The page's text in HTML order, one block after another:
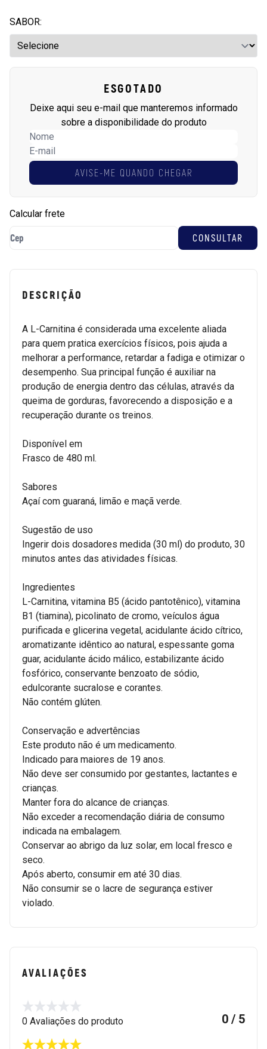
SABOR:
ESGOTADO
Deixe aqui seu e-mail que manteremos informado
sobre a disponibilidade do produto
AVISE-ME QUANDO CHEGAR
Calcular frete
DESCRIÇÃO
A L-Carnitina é considerada uma excelente aliada
para quem pratica exercícios físicos, pois ajuda a
melhorar a performance, retardar a fadiga e otimizar o
desempenho. Sua principal função é auxiliar na
produção de energia dentro das células, através da
queima de gorduras, favorecendo a disposição e a
recuperação durante os treinos.
Disponível em
Frasco de 480 ml.
Sabores
Açaí com guaraná, limão e maçã verde.
Sugestão de uso
Ingerir dois dosadores medida (30 ml) do produto, 30
minutos antes das atividades físicas.
Ingredientes
L-Carnitina, vitamina B5 (ácido pantotênico), vitamina
B1 (tiamina), picolinato de cromo, veículos água
purificada e glicerina vegetal, acidulante ácido cítrico,
aromatizante idêntico ao natural, espessante goma
guar, acidulante ácido málico, estabilizante ácido
fosfórico, conservante benzoato de sódio,
edulcorante sucralose e corantes.
Não contém glúten.
Conservação e advertências
Este produto não é um medicamento.
Indicado para maiores de 19 anos.
Não deve ser consumido por gestantes, lactantes e
crianças.
Manter fora do alcance de crianças.
Não exceder a recomendação diária de consumo
indicada na embalagem.
Conservar ao abrigo da luz solar, em local fresco e
seco.
Após aberto, consumir em até 30 dias.
Não consumir se o lacre de segurança estiver
violado.
AVALIAÇÕES
0 Avaliações do produto 0 / 5